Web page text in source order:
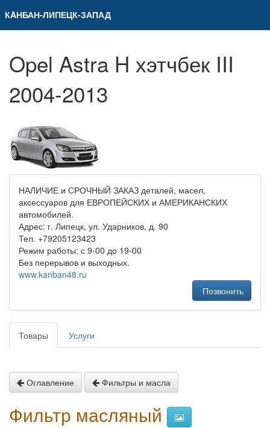
КAНБАН-ЛИПЕЦК-ЗАПАД
Opel Astra H хэтчбек III
2004-2013
НАЛИЧИЕ и СРОЧНЫЙ ЗАКАЗ деталей, масел,
аксессуаров для ЕВРОПЕЙСКИХ и АМЕРИКАНСКИХ
автомобилей.
Адрес: г. Липецк, ул. Ударников, д. 90
Тел. +79205123423
Режим работы: с 9-00 до 19-00
Без перерывов и выходных.
www.kanban48.ru
Позвонить
Товары Услуги
Оглавление Фильтры и масла
Фильтр масляный